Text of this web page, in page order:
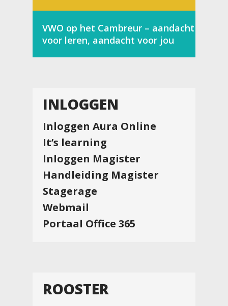
VWO op het Cambreur – aandacht
voor leren, aandacht voor jou
INLOGGEN
Inloggen Aura Online
It’s learning
Inloggen Magister
Handleiding Magister
Stagerage
Webmail
Portaal Office 365
ROOSTER